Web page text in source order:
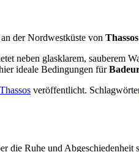
der Nordwestküste von Thassos
neben glasklarem, sauberem
ideale Bedingungen für
veröffentlicht.
die Ruhe und